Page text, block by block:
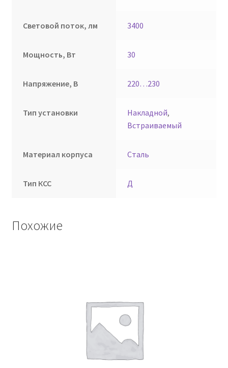
Световой поток, лм 3400
Мощность, Вт 30
Напряжение, В 220…230
Тип установки Накладной,
Встраиваемый
Материал корпуса Сталь
Тип КСС Д
Похожие